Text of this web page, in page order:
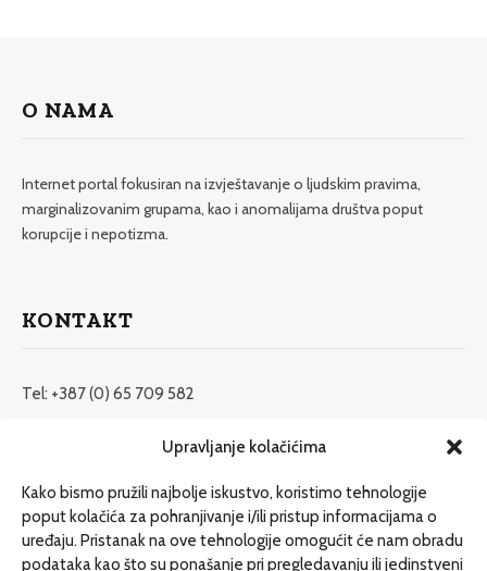
Upravljanje kolačićima
Kako bismo pružili najbolje iskustvo, koristimo tehnologije
poput kolačića za pohranjivanje i/ili pristup informacijama o
uređaju. Pristanak na ove tehnologije omogućit će nam obradu
podataka kao što su ponašanje pri pregledavanju ili jedinstveni
O NAMA
Internet portal fokusiran na izvještavanje o ljudskim pravima,
marginalizovanim grupama, kao i anomalijama društva poput
korupcije i nepotizma.
KONTAKT
Tel: +387 (0) 65 709 582
redakcija@etrafika.net
Dosije